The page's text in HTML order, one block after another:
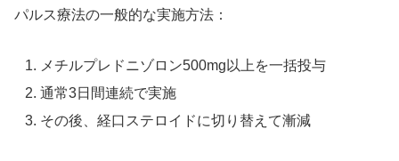
パルス療法の一般的な実施方法：
メチルプレドニゾロン500mg以上を一括投与
通常3日間連続で実施
その後、経口ステロイドに切り替えて漸減